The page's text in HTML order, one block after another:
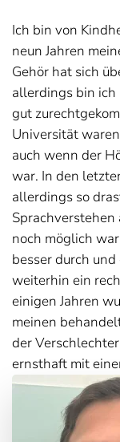
Ich bin von
neun Jahren
Gehör hat sich
allerdings bin
gut
Universität
auch wenn der
war. In den
allerdings so
Sprachverstehen
noch möglich
besser durch
weiterhin ein
einigen Jahren
meinen
der
ernsthaft mit